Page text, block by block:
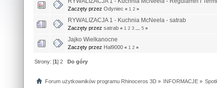
Zaczęty przez Odyniec « 1 2 »
RYWALIZACJA 1 - Kuchnia McNeela - satrab
Zaczęty przez satrab « 1 2 3 5 »
Jajko Wielkanocne
Zaczęty przez Hal9000 « 1 2 »
Strony: [1]2 Do góry
Forum użytkowników programu Rhinoceros 3D» INFORMACJE»